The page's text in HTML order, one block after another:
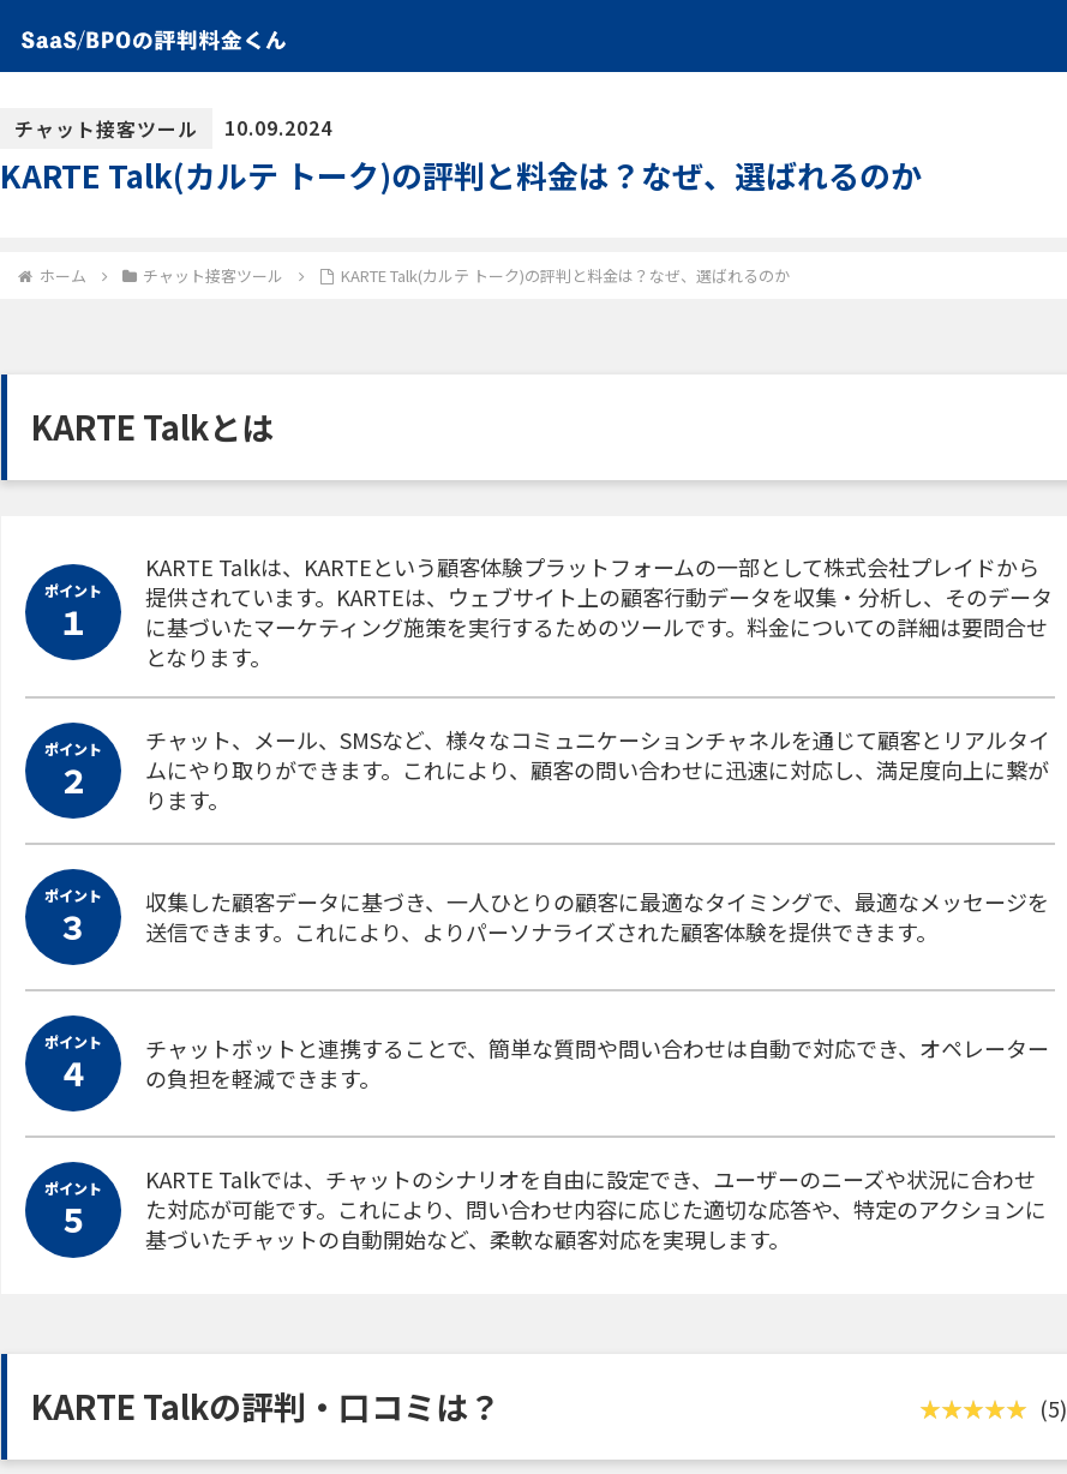
チャット接客ツール 10.09.2024
KARTE Talk(カルテ トーク)の評判と料金は？なぜ、選ばれるのか
ホーム チャット接客ツール KARTE Talk(カルテ トーク)の評判と料金は？なぜ、選ばれるのか
KARTE Talkとは
ポイント
１
KARTE Talkは、KARTEという顧客体験プラットフォームの一部として株式会社プレイドから
提供されています。KARTEは、ウェブサイト上の顧客行動データを収集・分析し、そのデータ
に基づいたマーケティング施策を実行するためのツールです。料金についての詳細は要問合せ
となります。
ポイント
２
チャット、メール、SMSなど、様々なコミュニケーションチャネルを通じて顧客とリアルタイ
ムにやり取りができます。これにより、顧客の問い合わせに迅速に対応し、満足度向上に繋が
ります。
ポイント
３
収集した顧客データに基づき、一人ひとりの顧客に最適なタイミングで、最適なメッセージを
送信できます。これにより、よりパーソナライズされた顧客体験を提供できます。
ポイント
４
チャットボットと連携することで、簡単な質問や問い合わせは自動で対応でき、オペレーター
の負担を軽減できます。
ポイント
５
KARTE Talkでは、チャットのシナリオを自由に設定でき、ユーザーのニーズや状況に合わせ
た対応が可能です。これにより、問い合わせ内容に応じた適切な応答や、特定のアクションに
基づいたチャットの自動開始など、柔軟な顧客対応を実現します。
KARTE Talkの評判・口コミは？ (5)